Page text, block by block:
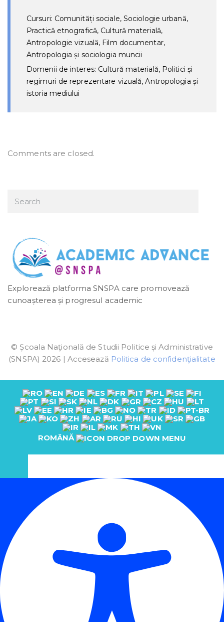
Cursuri: Comunități sociale, Sociologie urbană,
Practică etnografică, Cultură materială,
Antropologie vizuală, Film documentar,
Antropologia și sociologia muncii
Domenii de interes: Cultură materială, Politici și
regimuri de reprezentare vizuală, Antropologia și
istoria mediului
Comments are closed.
Explorează platforma SNSPA care promovează
cunoașterea și progresul academic
© Școala Naţională de Studii Politice și Administrative
(SNSPA) 2026 | Accesează Politica de confidenţialitate
ROMÂNĂ